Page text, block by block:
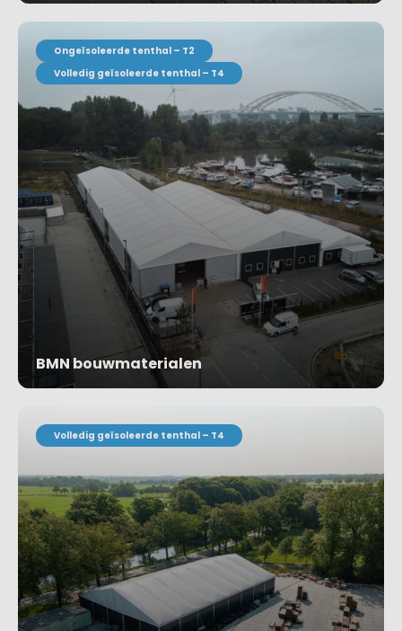
Ongeïsoleerde tenthal – T2
Volledig geïsoleerde tenthal – T4
BMN bouwmaterialen
Volledig geïsoleerde tenthal – T4